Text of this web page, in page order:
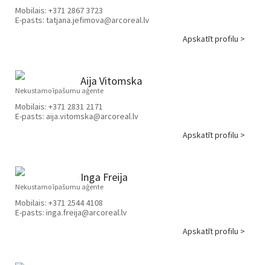
Mobilais: +371 2867 3723
E-pasts: tatjana.jefimova@arcoreal.lv
Apskatīt profilu >
Aija Vitomska
Nekustamo īpašumu aģente
Mobilais: +371 2831 2171
E-pasts: aija.vitomska@arcoreal.lv
Apskatīt profilu >
Inga Freija
Nekustamo īpašumu aģente
Mobilais: +371 2544 4108
E-pasts: inga.freija@arcoreal.lv
Apskatīt profilu >